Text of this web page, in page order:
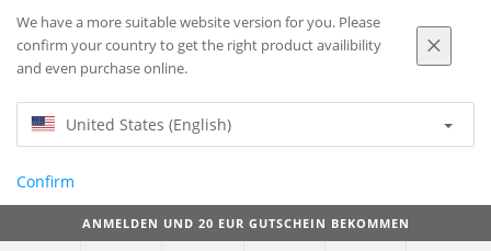
We have a more suitable website version for you. Please
confirm your country to get the right product availibility
and even purchase online.
United States (English)
Confirm
ANMELDEN UND 20 EUR GUTSCHEIN BEKOMMEN